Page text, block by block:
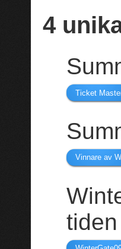
4
Ticket
Vinnare av
tiden